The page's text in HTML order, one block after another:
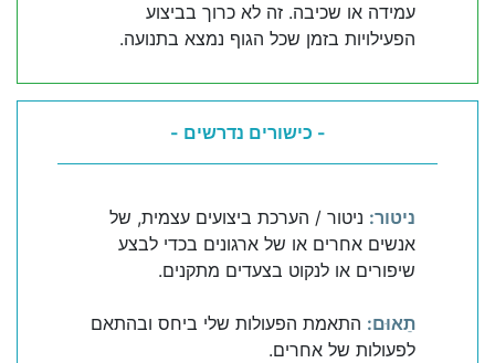
עמידה או שכיבה. זה לא כרוך בביצוע
הפעילויות בזמן שכל הגוף נמצא בתנועה.
- כישורים נדרשים -
ניטור: ניטור / הערכת ביצועים עצמית, של
אנשים אחרים או של ארגונים בכדי לבצע
שיפורים או לנקוט בצעדים מתקנים.
תֵאוּם: התאמת הפעולות שלי ביחס ובהתאם
לפעולות של אחרים.